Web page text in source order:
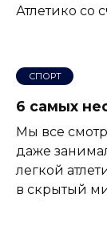
Атлетико со
СПОРТ
6 самых
Мы все
даже
легкой
в скрытый